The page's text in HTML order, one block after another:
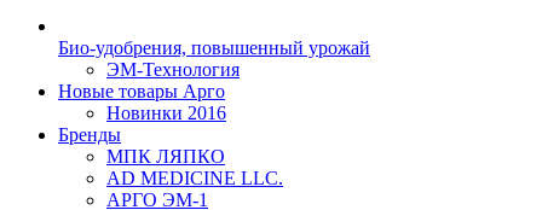
Био-удобрения, повышенный урожай
ЭМ-Технология
Новые товары Арго
Новинки 2016
Бренды
МПК ЛЯПКО
AD MEDICINE LLC.
АРГО ЭМ-1